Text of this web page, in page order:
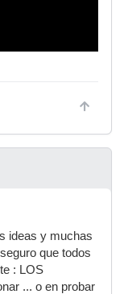
ideas y muchas
que todos
: LOS
... o en probar